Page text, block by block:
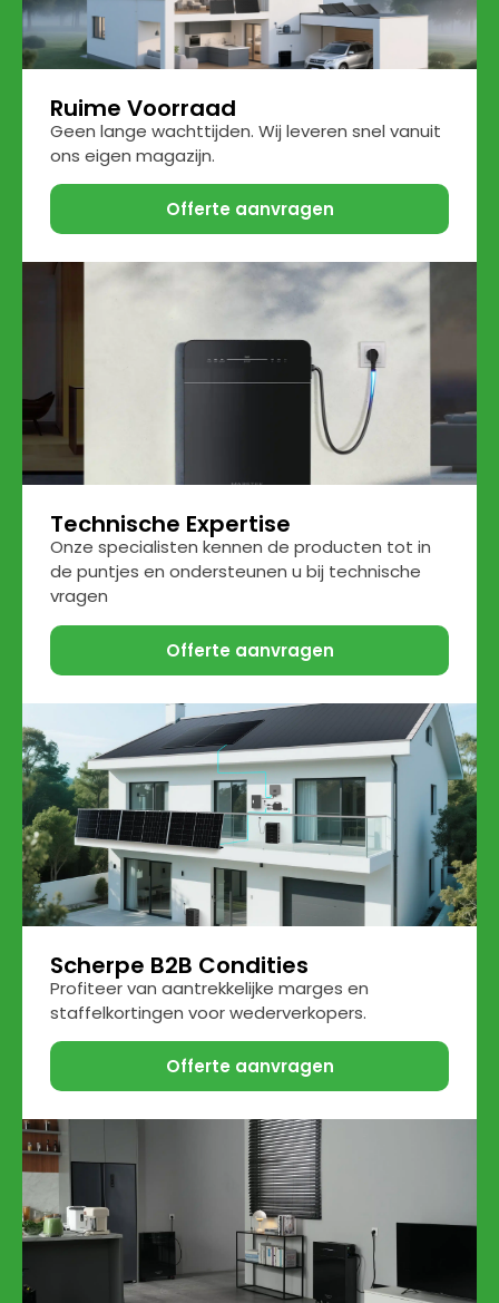
Ruime Voorraad
Geen lange wachttijden. Wij leveren snel vanuit
ons eigen magazijn.
Offerte aanvragen
Technische Expertise
Onze specialisten kennen de producten tot in
de puntjes en ondersteunen u bij technische
vragen
Offerte aanvragen
Scherpe B2B Condities
Profiteer van aantrekkelijke marges en
staffelkortingen voor wederverkopers.
Offerte aanvragen